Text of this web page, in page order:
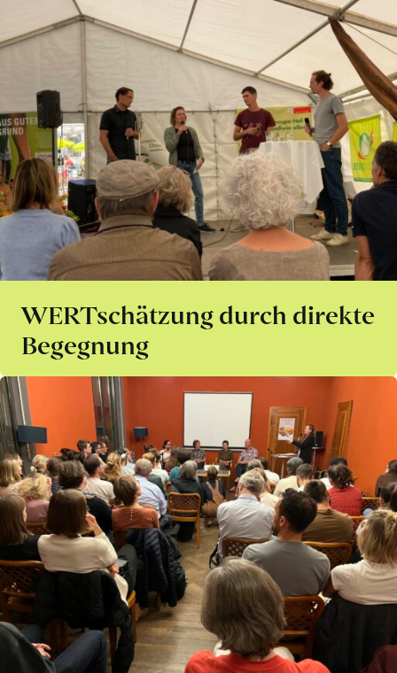
WERTschätzung durch direkte
Begegnung